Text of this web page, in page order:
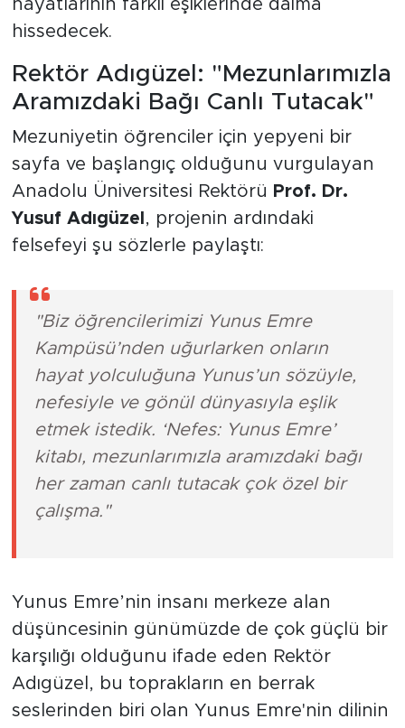
hayatlarının farklı eşiklerinde daima
hissedecek.
Rektör Adıgüzel: "Mezunlarımızla
Aramızdaki Bağı Canlı Tutacak"
Mezuniyetin öğrenciler için yepyeni bir
sayfa ve başlangıç olduğunu vurgulayan
Anadolu Üniversitesi Rektörü Prof. Dr.
Yusuf Adıgüzel , projenin ardındaki
felsefeyi şu sözlerle paylaştı:
"Biz öğrencilerimizi Yunus Emre
Kampüsü’nden uğurlarken onların
hayat yolculuğuna Yunus’un sözüyle,
nefesiyle ve gönül dünyasıyla eşlik
etmek istedik. ‘Nefes: Yunus Emre’
kitabı, mezunlarımızla aramızdaki bağı
her zaman canlı tutacak çok özel bir
çalışma."
Yunus Emre’nin insanı merkeze alan
düşüncesinin günümüzde de çok güçlü bir
karşılığı olduğunu ifade eden Rektör
Adıgüzel, bu toprakların en berrak
seslerinden biri olan Yunus Emre'nin dilinin